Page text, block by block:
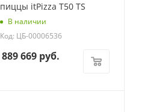
пиццы itPizza T50 TS
В наличии
Код: ЦБ-00006536
889 669 руб.